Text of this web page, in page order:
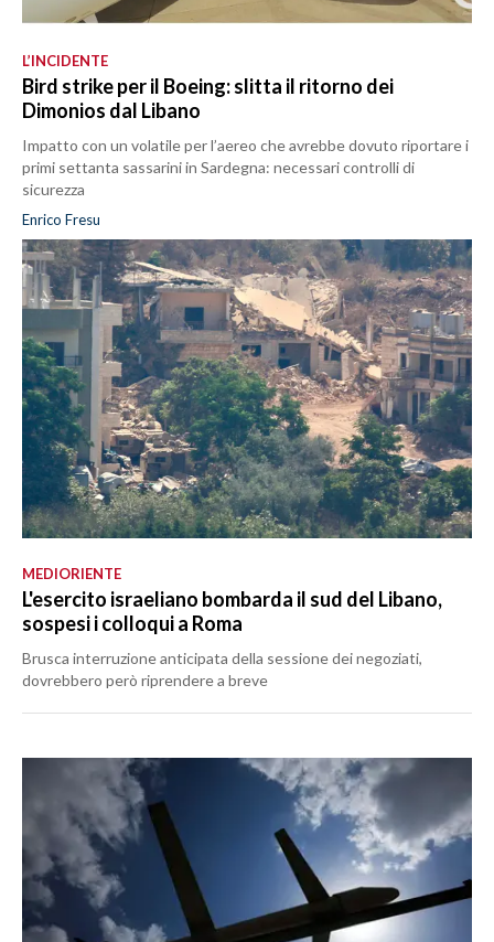
L’INCIDENTE
Bird strike per il Boeing: slitta il ritorno dei
Dimonios dal Libano
Impatto con un volatile per l’aereo che avrebbe dovuto riportare i
primi settanta sassarini in Sardegna: necessari controlli di
sicurezza
Enrico Fresu
MEDIORIENTE
L'esercito israeliano bombarda il sud del Libano,
sospesi i colloqui a Roma
Brusca interruzione anticipata della sessione dei negoziati,
dovrebbero però riprendere a breve